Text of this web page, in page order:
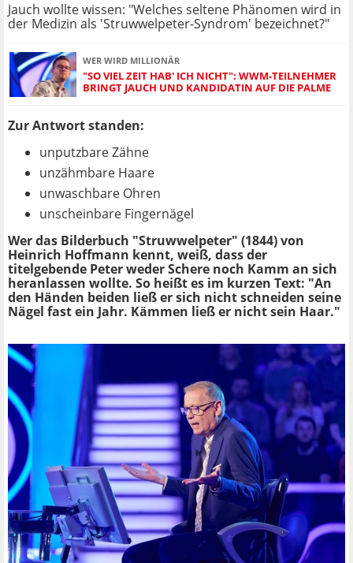
Jauch wollte wissen: "Welches seltene Phänomen wird in
der Medizin als 'Struwwelpeter-Syndrom' bezeichnet?"
WER WIRD MILLIONÄR
"SO VIEL ZEIT HAB' ICH NICHT": WWM-TEILNEHMER
BRINGT JAUCH UND KANDIDATIN AUF DIE PALME
Zur Antwort standen:
unputzbare Zähne
unzähmbare Haare
unwaschbare Ohren
unscheinbare Fingernägel
Wer das Bilderbuch "Struwwelpeter" (1844) von
Heinrich Hoffmann kennt, weiß, dass der
titelgebende Peter weder Schere noch Kamm an sich
heranlassen wollte. So heißt es im kurzen Text: "An
den Händen beiden ließ er sich nicht schneiden seine
Nägel fast ein Jahr. Kämmen ließ er nicht sein Haar."